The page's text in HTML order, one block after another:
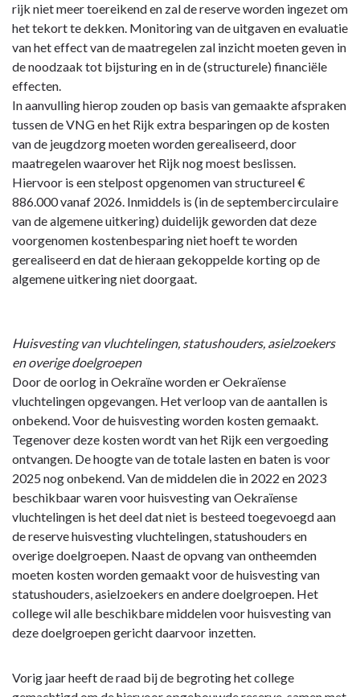
rijk niet meer toereikend en zal de reserve worden ingezet om
het tekort te dekken. Monitoring van de uitgaven en evaluatie
van het effect van de maatregelen zal inzicht moeten geven in
de noodzaak tot bijsturing en in de (structurele) financiële
effecten.
In aanvulling hierop zouden op basis van gemaakte afspraken
tussen de VNG en het Rijk extra besparingen op de kosten
van de jeugdzorg moeten worden gerealiseerd, door
maatregelen waarover het Rijk nog moest beslissen.
Hiervoor is een stelpost opgenomen van structureel €
886.000 vanaf 2026. Inmiddels is (in de septembercirculaire
van de algemene uitkering) duidelijk geworden dat deze
voorgenomen kostenbesparing niet hoeft te worden
gerealiseerd en dat de hieraan gekoppelde korting op de
algemene uitkering niet doorgaat.
Huisvesting van vluchtelingen, statushouders, asielzoekers
en overige doelgroepen
Door de oorlog in Oekraïne worden er Oekraïense
vluchtelingen opgevangen. Het verloop van de aantallen is
onbekend. Voor de huisvesting worden kosten gemaakt.
Tegenover deze kosten wordt van het Rijk een vergoeding
ontvangen. De hoogte van de totale lasten en baten is voor
2025 nog onbekend. Van de middelen die in 2022 en 2023
beschikbaar waren voor huisvesting van Oekraïense
vluchtelingen is het deel dat niet is besteed toegevoegd aan
de reserve huisvesting vluchtelingen, statushouders en
overige doelgroepen. Naast de opvang van ontheemden
moeten kosten worden gemaakt voor de huisvesting van
statushouders, asielzoekers en andere doelgroepen. Het
college wil alle beschikbare middelen voor huisvesting van
deze doelgroepen gericht daarvoor inzetten.
Vorig jaar heeft de raad bij de begroting het college